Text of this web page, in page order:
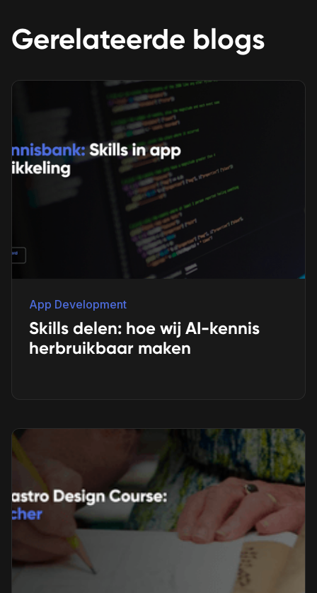
Gerelateerde blogs
App Development
Skills delen: hoe wij AI-kennis
herbruikbaar maken